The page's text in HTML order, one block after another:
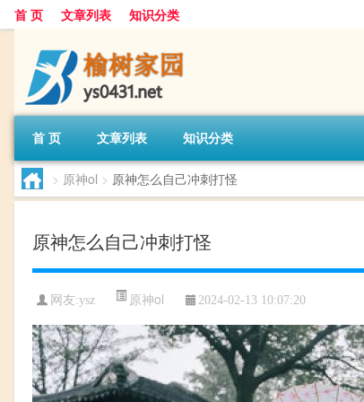
首 页 文章列表 知识分类
首 页 文章列表 知识分类
> 原神ol > 原神怎么自己冲刺打怪
原神怎么自己冲刺打怪
网友:ysz 原神ol 2024-02-13 10:07:20